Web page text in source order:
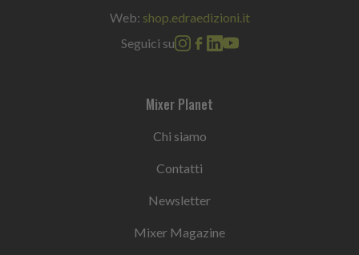
Web: shop.edraedizioni.it
Seguici su
Mixer Planet
Chi siamo
Contatti
Newsletter
Mixer Magazine